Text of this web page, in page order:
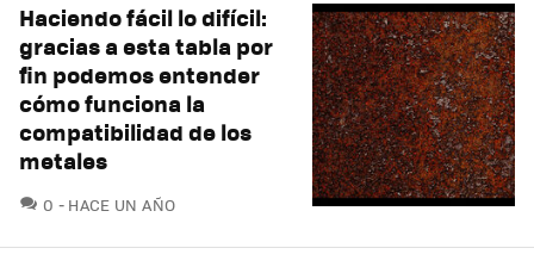
Haciendo fácil lo difícil:
gracias a esta tabla por
fin podemos entender
cómo funciona la
compatibilidad de los
metales
0 COMENTARIOS
HACE UN AÑO